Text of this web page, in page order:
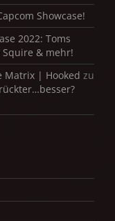
Showcase!
2022: Toms
Squire & mehr!
Matrix | Hooked zu